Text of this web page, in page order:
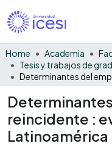
Home Academia
Tesis y trabajos de
reincidente :
Latinoamérica